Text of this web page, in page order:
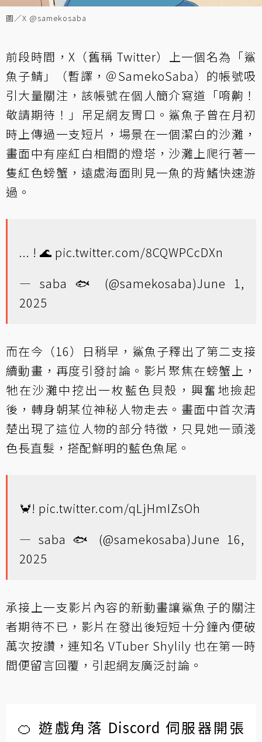
圖／X @samekosaba
前段時間，X（舊稱 Twitter）上一個名為「鯊
魚子鯖」（暫譯，＠SamekoSaba）的帳號吸
引大量關注，該帳號在個人簡介寫道「唷齁！
敬請期待！」吊足網友胃口。鯊魚子曾在月初
時上傳過一支短片，場景在一個潔白的沙灘，
畫面中有座紅白相間的燈塔，沙灘上爬行著一
隻紅色螃蟹，遠處海面則見一魚的背鰭快速游
過。
... ! 🌊 pic.twitter.com/8CQWPCcDXn
— saba 🐟 (@samekosaba)June 1,
2025
而在今（16）日稍早，鯊魚子釋出了第二支接
續動畫，再度引發討論。影片聚焦在螃蟹上，
牠在沙灘中挖出一枚藍色貝殼，興奮地撿起
後，轉身朝某位神秘人物走去。畫面中首次清
楚出現了這位人物的部分特徵，只見她一頭淺
色長直髮，搭配鮮明的藍色魚尾。
🦀! pic.twitter.com/qLjHmIZsOh
— saba 🐟 (@samekosaba)June 16,
2025
承接上一支影片內容的新動畫讓鯊魚子的關注
者期待不已，影片在發出後短短十分鐘內便破
萬次按讚，連知名 VTuber Shylily 也在第一時
間便留言回覆，引起網友廣泛討論。
🍊 遊戲角落 Discord 伺服器開張